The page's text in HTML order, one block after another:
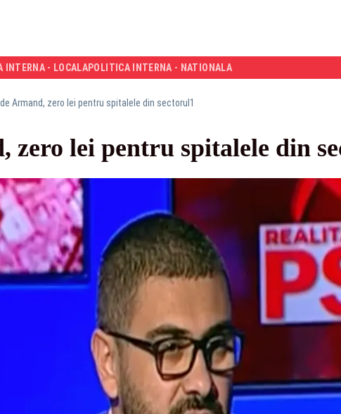
INTERNA - LOCALAPOLITICA INTERNA - NATIONALA
Armand, zero lei pentru spitalele din sectorul1
zero lei pentru spitalele din